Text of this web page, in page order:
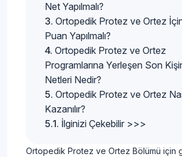
Net Yapılmalı?
Ortopedik Protez ve Ortez
Puan Yapılmalı?
Ortopedik Protez ve Ortez
Programlarına Yerleşen Son
Netleri Nedir?
Ortopedik Protez ve Ortez
Kazanılır?
İlginizi Çekebilir >>>
Ortopedik Protez ve Ortez Bölümü için